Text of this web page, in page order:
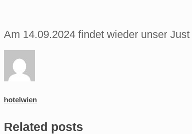
Am 14.09.2024 findet wieder unser
hotelwien
Related posts